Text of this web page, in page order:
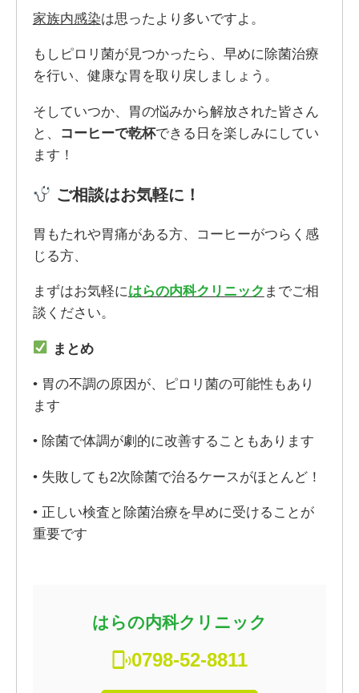
家族内感染は思ったより多いですよ。
もしピロリ菌が見つかったら、早めに除菌治療
を行い、健康な胃を取り戻しましょう。
そしていつか、胃の悩みから解放された皆さん
と、
コーヒーで乾杯できる日を楽しみにしてい
ます！
ご相談はお気軽に！
胃もたれや胃痛がある方、コーヒーがつらく感
じる方、
まずはお気軽にはらの内科クリニック までご相
談ください。
まとめ
• 胃の不調の原因が、ピロリ菌の可能性もあり
ます
• 除菌で体調が劇的に改善することもあります
• 失敗しても2次除菌で治るケースがほとんど！
• 正しい検査と除菌治療を早めに受けることが
重要です
はらの内科クリニック
0798-52-8811